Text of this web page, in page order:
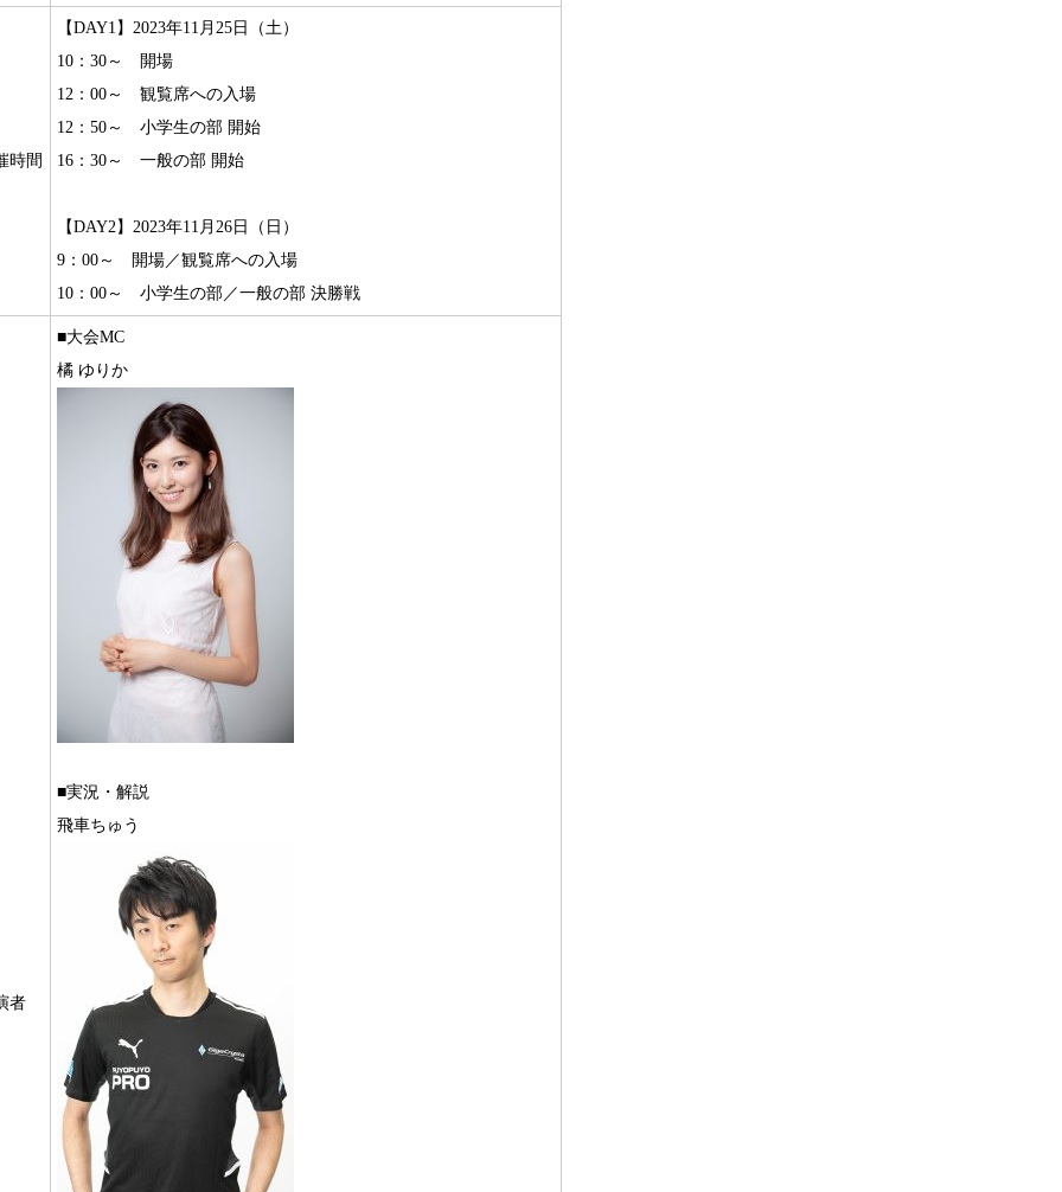
時間
【DAY1】2023年11月25日（土）
10：30～ 開場
12：00～ 観覧席への入場
12：50～ 小学生の部 開始
16：30～ 一般の部 開始
【DAY2】2023年11月26日（日）
9：00～ 開場／観覧席への入場
10：00～ 小学生の部／一般の部 決勝戦
者
■大会MC
橘 ゆりか
■実況・解説
飛車ちゅう